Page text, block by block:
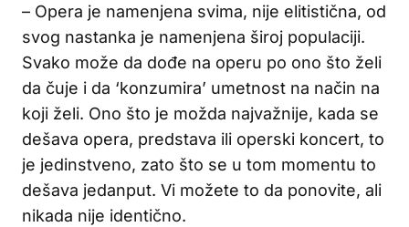
– Opera je namenjena svima, nije elitistična, od
svog nastanka je namenjena široj populaciji.
Svako može da dođe na operu po ono što želi
da čuje i da ‘konzumira’ umetnost na način na
koji želi. Ono što je možda najvažnije, kada se
dešava opera, predstava ili operski koncert, to
je jedinstveno, zato što se u tom momentu to
dešava jedanput. Vi možete to da ponovite, ali
nikada nije identično.